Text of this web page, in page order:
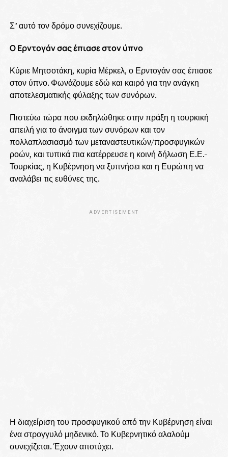
Σ’ αυτό τον δρόμο συνεχίζουμε.
Ο Ερντογάν σας έπιασε στον ύπνο
Κύριε Μητσοτάκη, κυρία Μέρκελ, ο Ερντογάν σας έπιασε
στον ύπνο. Φωνάζουμε εδώ και καιρό για την ανάγκη
αποτελεσματικής φύλαξης των συνόρων.
Πιστεύω τώρα που εκδηλώθηκε στην πράξη η τουρκική
απειλή για το άνοιγμα των συνόρων και τον
πολλαπλασιασμό των μεταναστευτικών/προσφυγικών
ροών, και τυπικά πια κατέρρευσε η κοινή δήλωση Ε.Ε.-
Τουρκίας, η Κυβέρνηση να ξυπνήσει και η Ευρώπη να
αναλάβει τις ευθύνες της.
ADVERTISEMENT
Η διαχείριση του προσφυγικού από την Κυβέρνηση είναι
ένα στρογγυλό μηδενικό. Το Κυβερνητικό αλαλούμ
συνεχίζεται. Έχουν αποτύχει.